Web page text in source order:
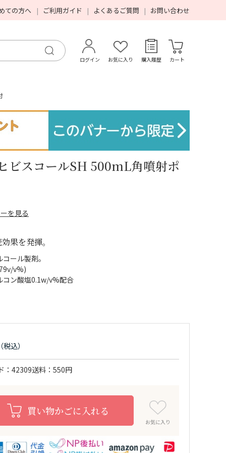
ての方へ ご利用ガイド よくあるご質問 お問い合わせ
ログイン お気に入り 購入履歴 カート
ビスコールSH 500mL角噴射ポ
を見る
果を発揮。
ール製剤。
v%)
コン酸塩0.1w/v%配合
42309送料 550円
買い物かごに入れる
お気に入り